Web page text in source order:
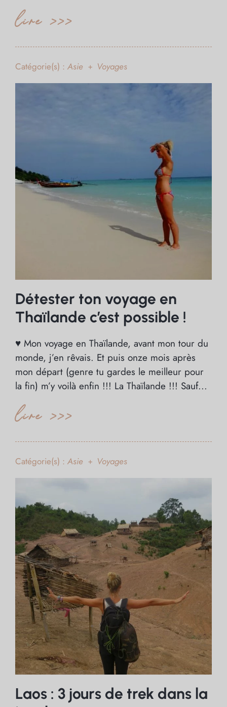
lire >>>
Catégorie(s) : Asie + Voyages
Détester ton voyage en
Thaïlande c’est possible !
♥ Mon voyage en Thaïlande, avant mon tour du
monde, j’en rêvais. Et puis onze mois après
mon départ (genre tu gardes le meilleur pour
la fin) m’y voilà enfin !!! La Thaïlande !!! Sauf...
lire >>>
Catégorie(s) : Asie + Voyages
Laos : 3 jours de trek dans la